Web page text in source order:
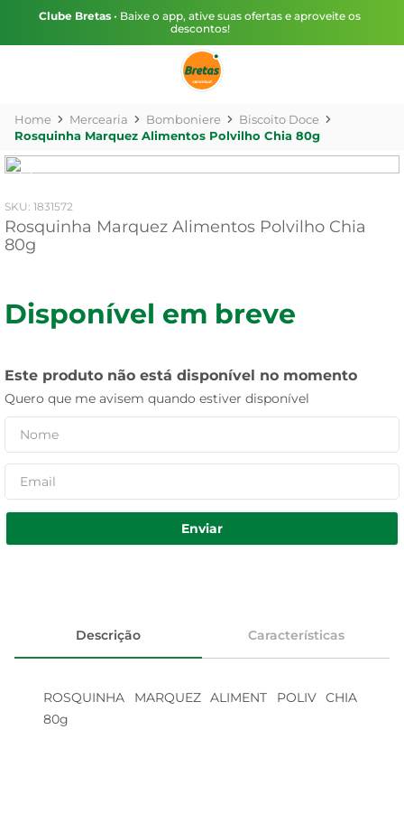
Clube Bretas • Baixe o app, ative suas ofertas e aproveite os
descontos!
Mercearia Bomboniere
Biscoito Doce
Rosquinha Marquez Alimentos Polvilho Chia 80g
: 1831572
Rosquinha Marquez Alimentos Polvilho Chia
80g
Disponível em breve
Este produto não está disponível no momento
Quero que me avisem quando estiver disponível
Enviar
Descrição Características
ROSQUINHA MARQUEZ ALIMENT POLIV CHIA
80g